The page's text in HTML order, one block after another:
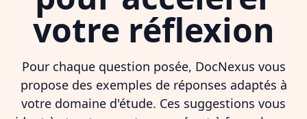
votre réflexion
Pour chaque question posée, DocNexus vous
propose des exemples de réponses adaptés à
votre domaine d'étude. Ces suggestions vous